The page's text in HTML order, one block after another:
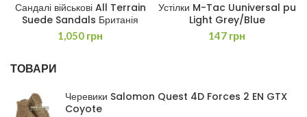
Сандалі військові All Terrain
Suede Sandals Британія
1,050 грн
Устілки M-Tac Uuniversal pu
Light Grey/Blue
147 грн
ТОВАРИ
Черевики Salomon Quest 4D Forces 2 EN GTX
Coyote